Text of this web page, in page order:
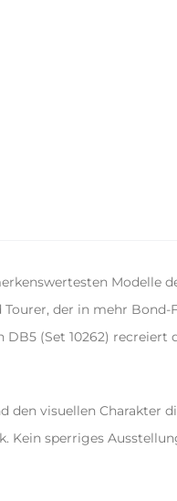
Modelle
der in mehr
(Set 10262) recreiert
visuellen Charakter
sperriges